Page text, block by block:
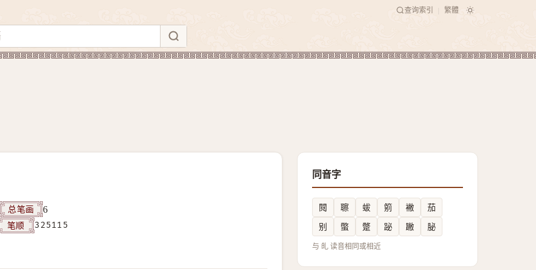
查询索引 繁體
总笔画 6
笔顺 325115
同音字
䦧 聺 蛂 䇷 襒
茄
别
蟞 蹩 䟤 䠥 䏟
与 癿 读音相同或相近